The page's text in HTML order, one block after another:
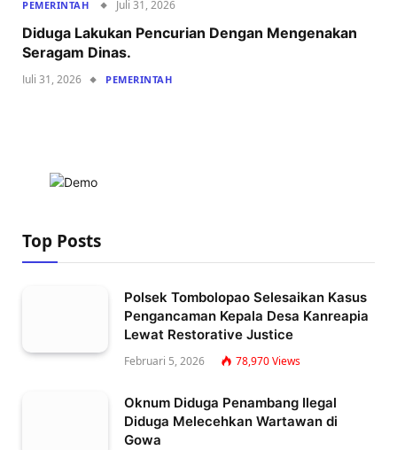
PEMERINTAH Juli 31, 2026
Diduga Lakukan Pencurian Dengan Mengenakan
Seragam Dinas.
Juli 31, 2026 PEMERINTAH
Top Posts
Polsek Tombolopao Selesaikan Kasus
Pengancaman Kepala Desa Kanreapia
Lewat Restorative Justice
Februari 5, 2026 78,970Views
Oknum Diduga Penambang Ilegal
Diduga Melecehkan Wartawan di
Gowa